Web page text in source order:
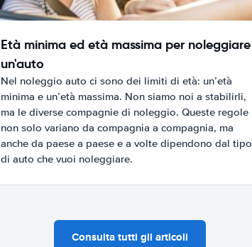
Età minima ed età massima per noleggiare
un'auto
Nel noleggio auto ci sono dei limiti di età: un’età
minima e un’età massima. Non siamo noi a stabilirli,
ma le diverse compagnie di noleggio. Queste regole
non solo variano da compagnia a compagnia, ma
anche da paese a paese e a volte dipendono dal tipo
di auto che vuoi noleggiare.
Consulta tutti gli articoli